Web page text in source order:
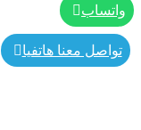
واتساب
تواصل معنا هاتفيا